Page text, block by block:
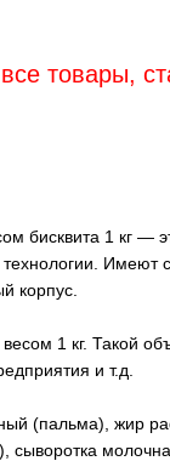
товары,
бисквита 1 кг —
технологии.
корпус.
1 кг. Такой
и т.д.
(пальма), жир
сыворотка